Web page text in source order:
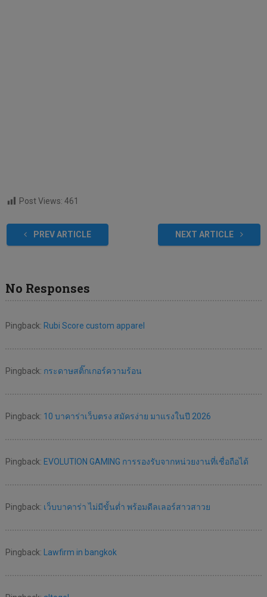
Post Views: 461
PREV ARTICLE NEXT ARTICLE
No Responses
Pingback: Rubi Score custom apparel
Pingback: กระดาษสติ๊กเกอร์ความร้อน
Pingback: 10 บาคาร่าเว็บตรง สมัครง่าย มาแรงในปี 2026
Pingback: EVOLUTION GAMING การรองรับจากหน่วยงานที่เชื่อถือได้
Pingback: เว็บบาคาร่า ไม่มีขั้นต่ำ พร้อมดีลเลอร์สาวสาวย
Pingback: Lawfirm in bangkok